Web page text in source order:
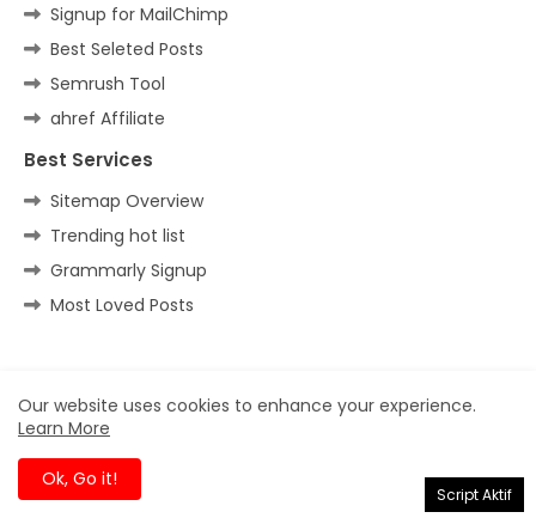
Signup for MailChimp
Best Seleted Posts
Semrush Tool
ahref Affiliate
Best Services
Sitemap Overview
Trending hot list
Grammarly Signup
Most Loved Posts
Home Contact us Privacy Policy
Our website uses cookies to enhance your experience.
Learn More
Ok, Go it!
Script Aktif